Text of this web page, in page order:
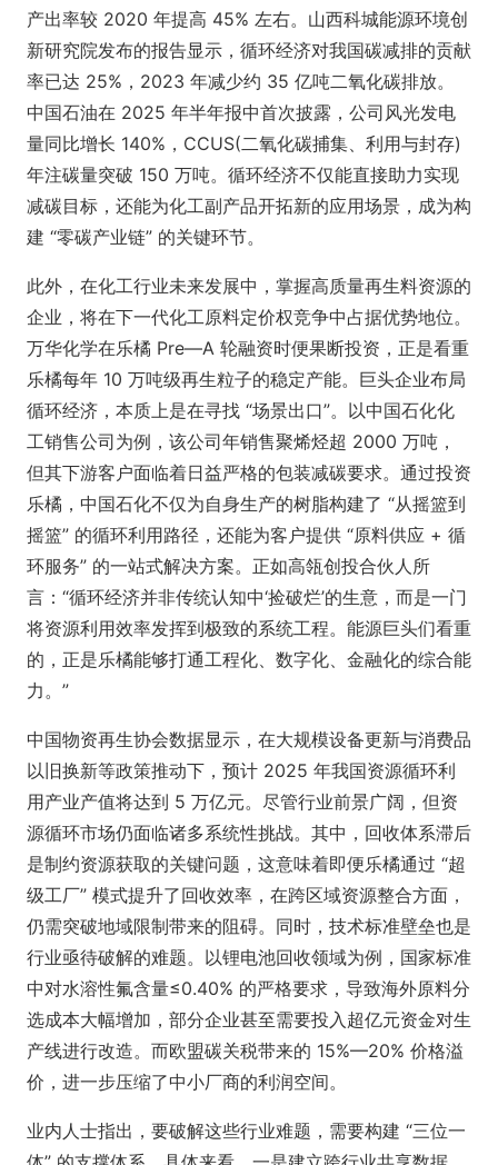
产出率较 2020 年提高 45% 左右。山西科城能源环境创
新研究院发布的报告显示，循环经济对我国碳减排的贡献
率已达 25%，2023 年减少约 35 亿吨二氧化碳排放。
中国石油在 2025 年半年报中首次披露，公司风光发电
量同比增长 140%，CCUS(二氧化碳捕集、利用与封存)
年注碳量突破 150 万吨。循环经济不仅能直接助力实现
减碳目标，还能为化工副产品开拓新的应用场景，成为构
建 “零碳产业链” 的关键环节。
此外，在化工行业未来发展中，掌握高质量再生料资源的
企业，将在下一代化工原料定价权竞争中占据优势地位。
万华化学在乐橘 Pre—A 轮融资时便果断投资，正是看重
乐橘每年 10 万吨级再生粒子的稳定产能。巨头企业布局
循环经济，本质上是在寻找 “场景出口”。以中国石化化
工销售公司为例，该公司年销售聚烯烃超 2000 万吨，
但其下游客户面临着日益严格的包装减碳要求。通过投资
乐橘，中国石化不仅为自身生产的树脂构建了 “从摇篮到
摇篮” 的循环利用路径，还能为客户提供 “原料供应 + 循
环服务” 的一站式解决方案。正如高瓴创投合伙人所
言：“循环经济并非传统认知中‘捡破烂’的生意，而是一门
将资源利用效率发挥到极致的系统工程。能源巨头们看重
的，正是乐橘能够打通工程化、数字化、金融化的综合能
力。”
中国物资再生协会数据显示，在大规模设备更新与消费品
以旧换新等政策推动下，预计 2025 年我国资源循环利
用产业产值将达到 5 万亿元。尽管行业前景广阔，但资
源循环市场仍面临诸多系统性挑战。其中，回收体系滞后
是制约资源获取的关键问题，这意味着即便乐橘通过 “超
级工厂” 模式提升了回收效率，在跨区域资源整合方面，
仍需突破地域限制带来的阻碍。同时，技术标准壁垒也是
行业亟待破解的难题。以锂电池回收领域为例，国家标准
中对水溶性氟含量≤0.40% 的严格要求，导致海外原料分
选成本大幅增加，部分企业甚至需要投入超亿元资金对生
产线进行改造。而欧盟碳关税带来的 15%—20% 价格溢
价，进一步压缩了中小厂商的利润空间。
业内人士指出，要破解这些行业难题，需要构建 “三位一